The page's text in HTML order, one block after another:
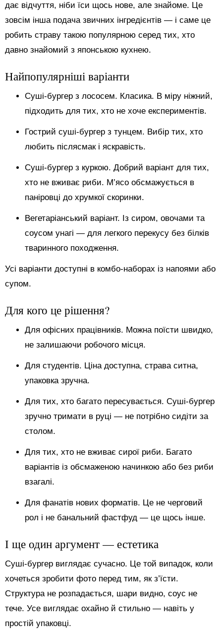
дає відчуття, ніби їси щось нове, але знайоме. Це
зовсім інша подача звичних інгредієнтів — і саме це
робить страву такою популярною серед тих, хто
давно знайомий з японською кухнею.
Найпопулярніші варіанти
Суші-бургер з лососем. Класика. В міру ніжний,
підходить для тих, хто не хоче експериментів.
Гострий суші-бургер з тунцем. Вибір тих, хто
любить післясмак і яскравість.
Суші-бургер з куркою. Добрий варіант для тих,
хто не вживає риби. М’ясо обсмажується в
паніровці до хрумкої скоринки.
Вегетаріанський варіант. Із сиром, овочами та
соусом унагі — для легкого перекусу без білків
тваринного походження.
Усі варіанти доступні в комбо-наборах із напоями або
супом.
Для кого це рішення?
Для офісних працівників. Можна поїсти швидко,
не залишаючи робочого місця.
Для студентів. Ціна доступна, страва ситна,
упаковка зручна.
Для тих, хто багато пересувається. Суші-бургер
зручно тримати в руці — не потрібно сидіти за
столом.
Для тих, хто не вживає сирої риби. Багато
варіантів із обсмаженою начинкою або без риби
взагалі.
Для фанатів нових форматів. Це не черговий
рол і не банальний фастфуд — це щось інше.
І ще один аргумент — естетика
Суші-бургер виглядає сучасно. Це той випадок, коли
хочеться зробити фото перед тим, як з’їсти.
Структура не розпадається, шари видно, соус не
тече. Усе виглядає охайно й стильно — навіть у
простій упаковці.